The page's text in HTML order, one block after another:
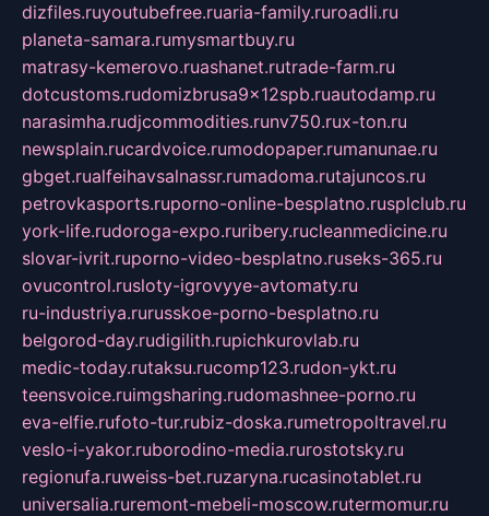
dizfiles.ruyoutubefree.ruaria-family.ruroadli.ru
planeta-samara.rumysmartbuy.ru
matrasy-kemerovo.ruashanet.rutrade-farm.ru
dotcustoms.rudomizbrusa9x12spb.ruautodamp.ru
narasimha.rudjcommodities.runv750.rux-ton.ru
newsplain.rucardvoice.rumodopaper.rumanunae.ru
gbget.rualfeihavsalnassr.rumadoma.rutajuncos.ru
petrovkasports.ruporno-online-besplatno.rusplclub.ru
york-life.rudoroga-expo.ruribery.rucleanmedicine.ru
slovar-ivrit.ruporno-video-besplatno.ruseks-365.ru
ovucontrol.rusloty-igrovyye-avtomaty.ru
ru-industriya.rurusskoe-porno-besplatno.ru
belgorod-day.rudigilith.rupichkurovlab.ru
medic-today.rutaksu.rucomp123.rudon-ykt.ru
teensvoice.ruimgsharing.rudomashnee-porno.ru
eva-elfie.rufoto-tur.rubiz-doska.rumetropoltravel.ru
veslo-i-yakor.ruborodino-media.rurostotsky.ru
regionufa.ruweiss-bet.ruzaryna.rucasinotablet.ru
universalia.ruremont-mebeli-moscow.rutermomur.ru